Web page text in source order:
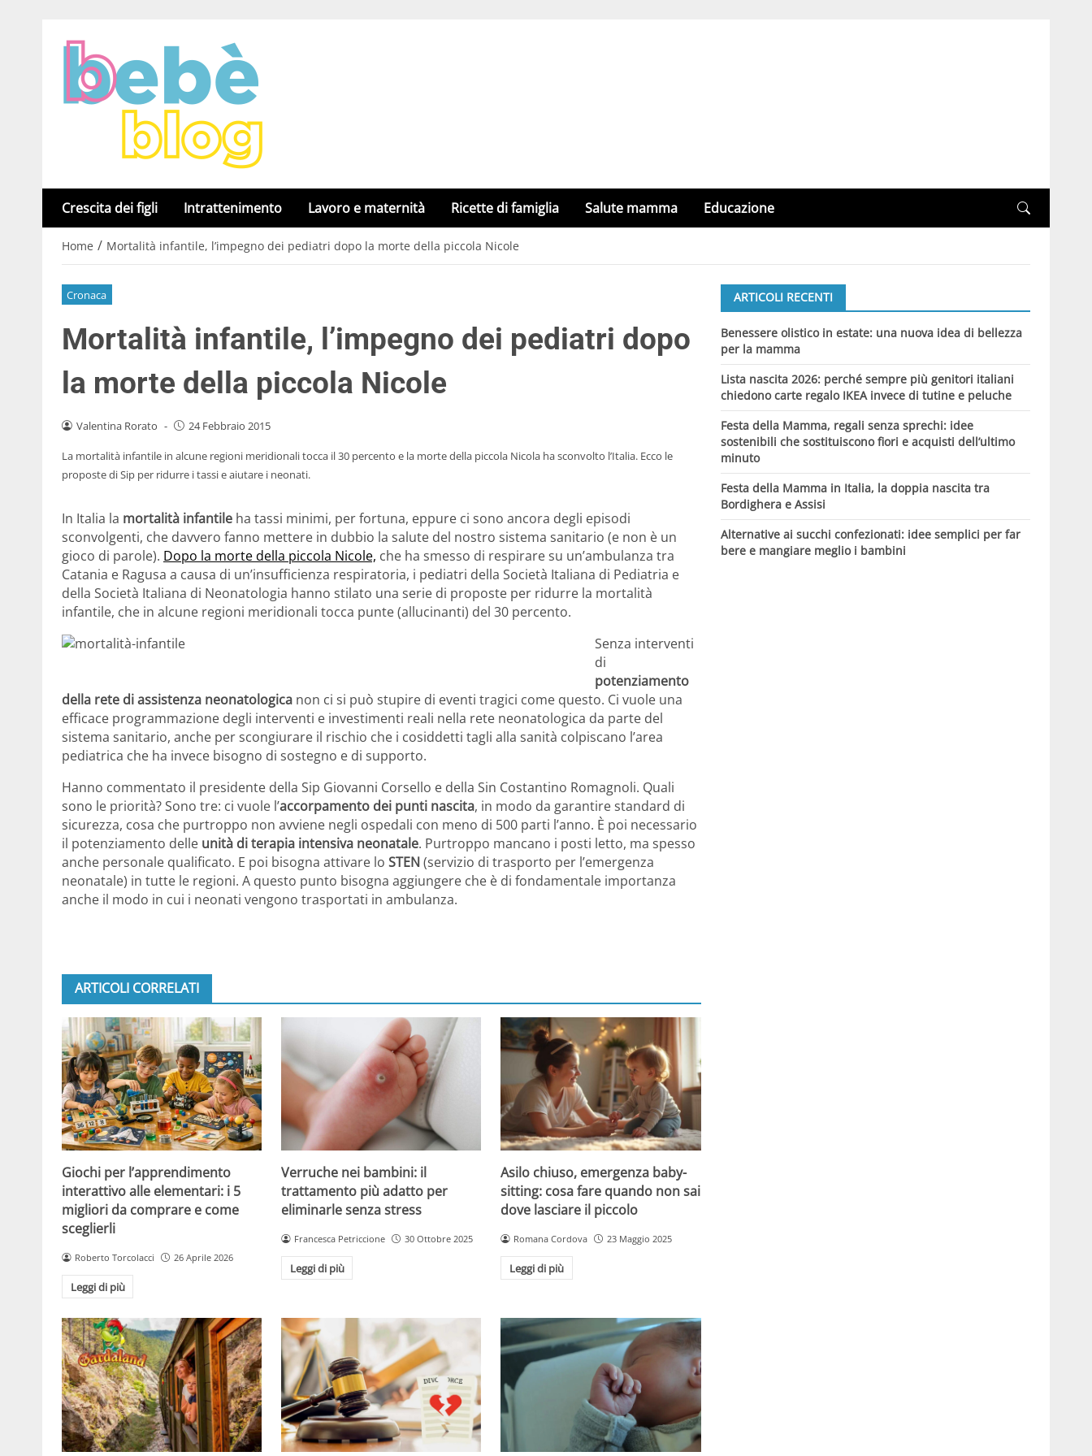
Crescita dei figli Intrattenimento Lavoro e maternità Ricette di famiglia Salute mamma Educazione
Home / Mortalità infantile, l’impegno dei pediatri dopo la morte della piccola Nicole
Cronaca
Mortalità infantile, l’impegno dei pediatri dopo
la morte della piccola Nicole
Valentina Rorato - 24 Febbraio 2015
La mortalità infantile in alcune regioni meridionali tocca il 30 percento e la morte della piccola Nicola ha sconvolto l’Italia. Ecco le
proposte di Sip per ridurre i tassi e aiutare i neonati.
In Italia la mortalità infantile ha tassi minimi, per fortuna, eppure ci sono ancora degli episodi
sconvolgenti, che davvero fanno mettere in dubbio la salute del nostro sistema sanitario (e non è un
gioco di parole). Dopo la morte della piccola Nicole, che ha smesso di respirare su un’ambulanza tra
Catania e Ragusa a causa di un’insufficienza respiratoria, i pediatri della Società Italiana di Pediatria e
della Società Italiana di Neonatologia hanno stilato una serie di proposte per ridurre la mortalità
infantile, che in alcune regioni meridionali tocca punte (allucinanti) del 30 percento.
Senza interventi
di
potenziamento
della rete di assistenza neonatologica non ci si può stupire di eventi tragici come questo. Ci vuole una
efficace programmazione degli interventi e investimenti reali nella rete neonatologica da parte del
sistema sanitario, anche per scongiurare il rischio che i cosiddetti tagli alla sanità colpiscano l’area
pediatrica che ha invece bisogno di sostegno e di supporto.
Hanno commentato il presidente della Sip Giovanni Corsello e della Sin Costantino Romagnoli. Quali
sono le priorità? Sono tre: ci vuole l’accorpamento dei punti nascita, in modo da garantire standard di
sicurezza, cosa che purtroppo non avviene negli ospedali con meno di 500 parti l’anno. È poi necessario
il potenziamento delle unità di terapia intensiva neonatale. Purtroppo mancano i posti letto, ma spesso
anche personale qualificato. E poi bisogna attivare lo STEN(servizio di trasporto per l’emergenza
neonatale) in tutte le regioni. A questo punto bisogna aggiungere che è di fondamentale importanza
anche il modo in cui i neonati vengono trasportati in ambulanza.
ARTICOLI CORRELATI
Giochi per l’apprendimento
interattivo alle elementari: i 5
migliori da comprare e come
sceglierli
Roberto Torcolacci 26 Aprile 2026
Leggi di più
Verruche nei bambini: il
trattamento più adatto per
eliminarle senza stress
Francesca Petriccione 30 Ottobre 2025
Leggi di più
Asilo chiuso, emergenza baby-
sitting: cosa fare quando non sai
dove lasciare il piccolo
Romana Cordova 23 Maggio 2025
Leggi di più
ARTICOLI RECENTI
Benessere olistico in estate: una nuova idea di bellezza
per la mamma
Lista nascita 2026: perché sempre più genitori italiani
chiedono carte regalo IKEA invece di tutine e peluche
Festa della Mamma, regali senza sprechi: idee
sostenibili che sostituiscono fiori e acquisti dell’ultimo
minuto
Festa della Mamma in Italia, la doppia nascita tra
Bordighera e Assisi
Alternative ai succhi confezionati: idee semplici per far
bere e mangiare meglio i bambini